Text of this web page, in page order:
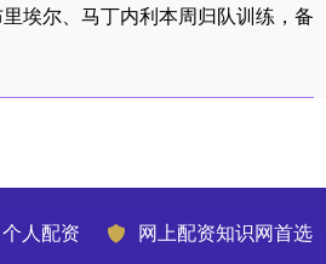
埃尔、马丁内利本周归队训练，备
个人配资 网上配资知识网首选